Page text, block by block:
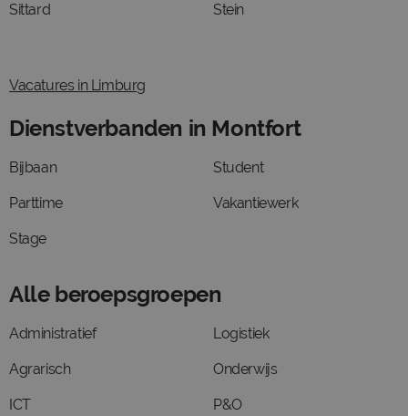
Sittard Stein
Vacatures in Limburg
Dienstverbanden in Montfort
Bijbaan
Parttime
Stage
Student
Vakantiewerk
Alle beroepsgroepen
Administratief
Agrarisch
ICT
Logistiek
Onderwijs
P&O